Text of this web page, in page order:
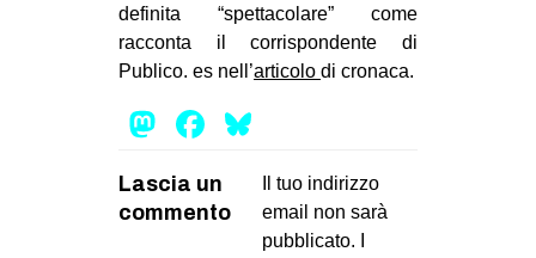
definita “spettacolare” come
racconta il corrispondente di
Publico. es nell’articolo di cronaca.
Mastodon
Facebook
Lascia un
commento
Il tuo indirizzo
email non sarà
pubblicato.